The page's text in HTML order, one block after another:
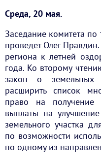
Среда, 20 мая.
Заседание комитета по
проведет Олег
региона к летней
года. Ко второму
закон о земельных
расширить список
право на получение
выплаты на
земельного участка
по возможности
по одному из